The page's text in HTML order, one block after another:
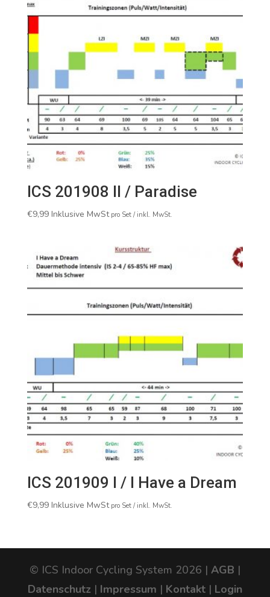
ICS 201908 II / Paradise
€9,99 Inklusive MwStpro Set / inkl. MwSt.
ICS 201909 I / I Have a Dream
€9,99 Inklusive MwStpro Set / inkl. MwSt.
© ICS Indoor Cycling System 2026 | AGB |
Datenschutz| Impressum | Kontakt| Login